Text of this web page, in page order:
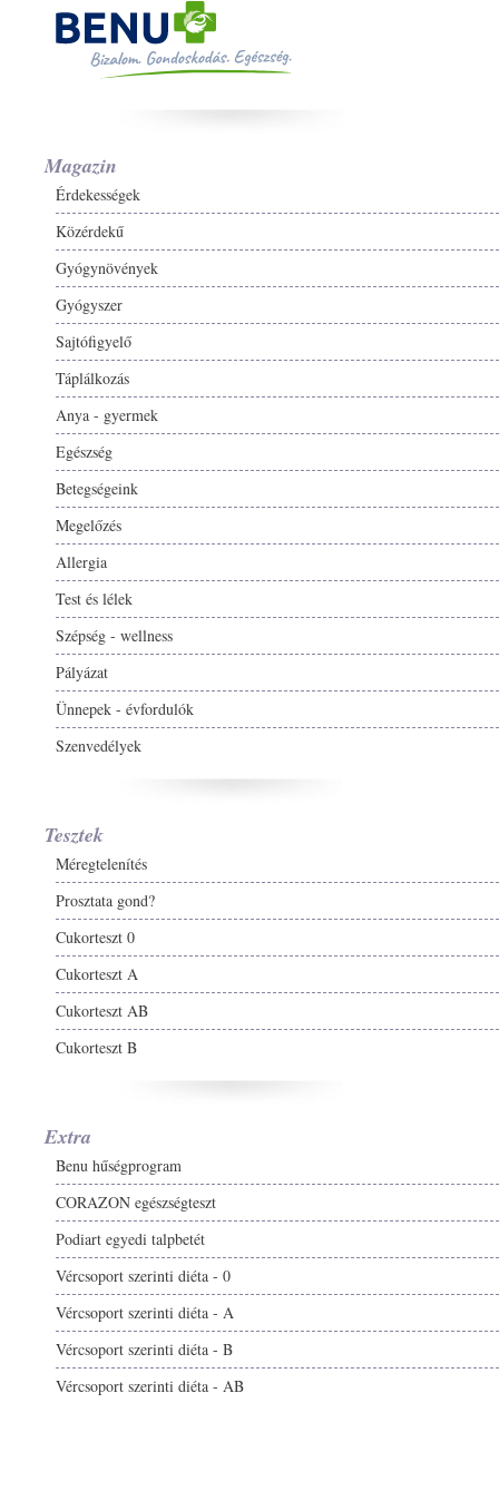
Magazin
Érdekességek
Közérdekű
Gyógynövények
Gyógyszer
Sajtófigyelő
Táplálkozás
Anya - gyermek
Egészség
Betegségeink
Megelőzés
Allergia
Test és lélek
Szépség - wellness
Pályázat
Ünnepek - évfordulók
Szenvedélyek
Tesztek
Méregtelenítés
Prosztata gond?
Cukorteszt 0
Cukorteszt A
Cukorteszt AB
Cukorteszt B
Extra
Benu hűségprogram
CORAZON egészségteszt
Podiart egyedi talpbetét
Vércsoport szerinti diéta - 0
Vércsoport szerinti diéta - A
Vércsoport szerinti diéta - B
Vércsoport szerinti diéta - AB